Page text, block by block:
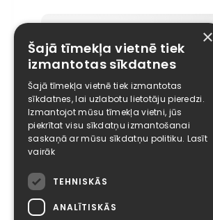
×
Šajā tīmekļa vietnē tiek
izmantotas sīkdatnes
Šajā tīmekļa vietnē tiek izmantotas
sīkdatnes, lai uzlabotu lietotāju pieredzi.
Izmantojot mūsu tīmekļa vietni, jūs
piekrītat visu sīkdatņu izmantošanai
saskaņā ar mūsu sīkdatņu politiku. Lasīt
vairāk
TEHNISKĀS
ANALĪTISKĀS